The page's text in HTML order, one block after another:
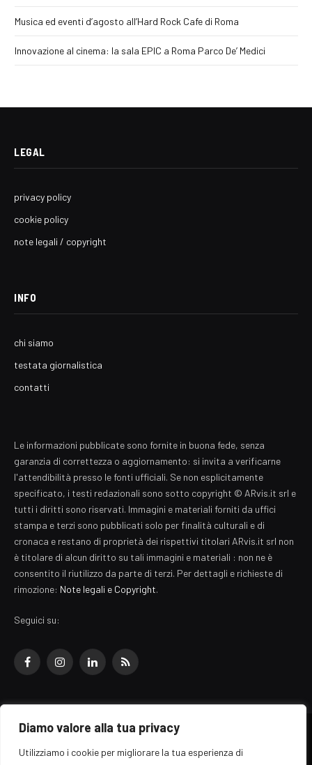
Diamo valore alla tua privacy
Utilizziamo i cookie per migliorare la tua esperienza di
Musica ed eventi d’agosto all’Hard Rock Cafe di Roma
Innovazione al cinema: la sala EPIC a Roma Parco De’ Medici
LEGAL
privacy policy
cookie policy
note legali / copyright
INFO
chi siamo
testata giornalistica
contatti
Le informazioni pubblicate sono fornite in buona fede, senza
garanzia di correttezza o aggiornamento: si invita a verificarne
l'attendibilità presso le fonti ufficiali. Se non esplicitamente
specificato, i testi redazionali sono sotto copyright © ARvis.it srl e
tutti i diritti sono riservati. Immagini e materiali forniti da uffici
stampa e terzi sono pubblicati solo per finalità culturali e di
cronaca e restano di proprietà dei rispettivi titolari ARvis.it srl non
è titolare di alcun diritto su tali immagini e materiali : non ne è
consentito il riutilizzo da parte di terzi. Per dettagli e richieste di
rimozione: Note legali e Copyright.
Seguici su:
FacebookInstagramLinkedInRSS
© 2026 EZ Rome Designed by ARvis.it
Il portale EZ Rome e' una testata giornalistica di carattere generalista